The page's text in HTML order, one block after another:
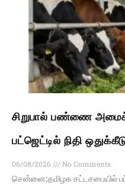
சிறுபால் பண்ணை
பட்ஜெட்டில் நிதி
06/08/2026
No Comments
சென்னை:தமிழக சட்டசபையில்